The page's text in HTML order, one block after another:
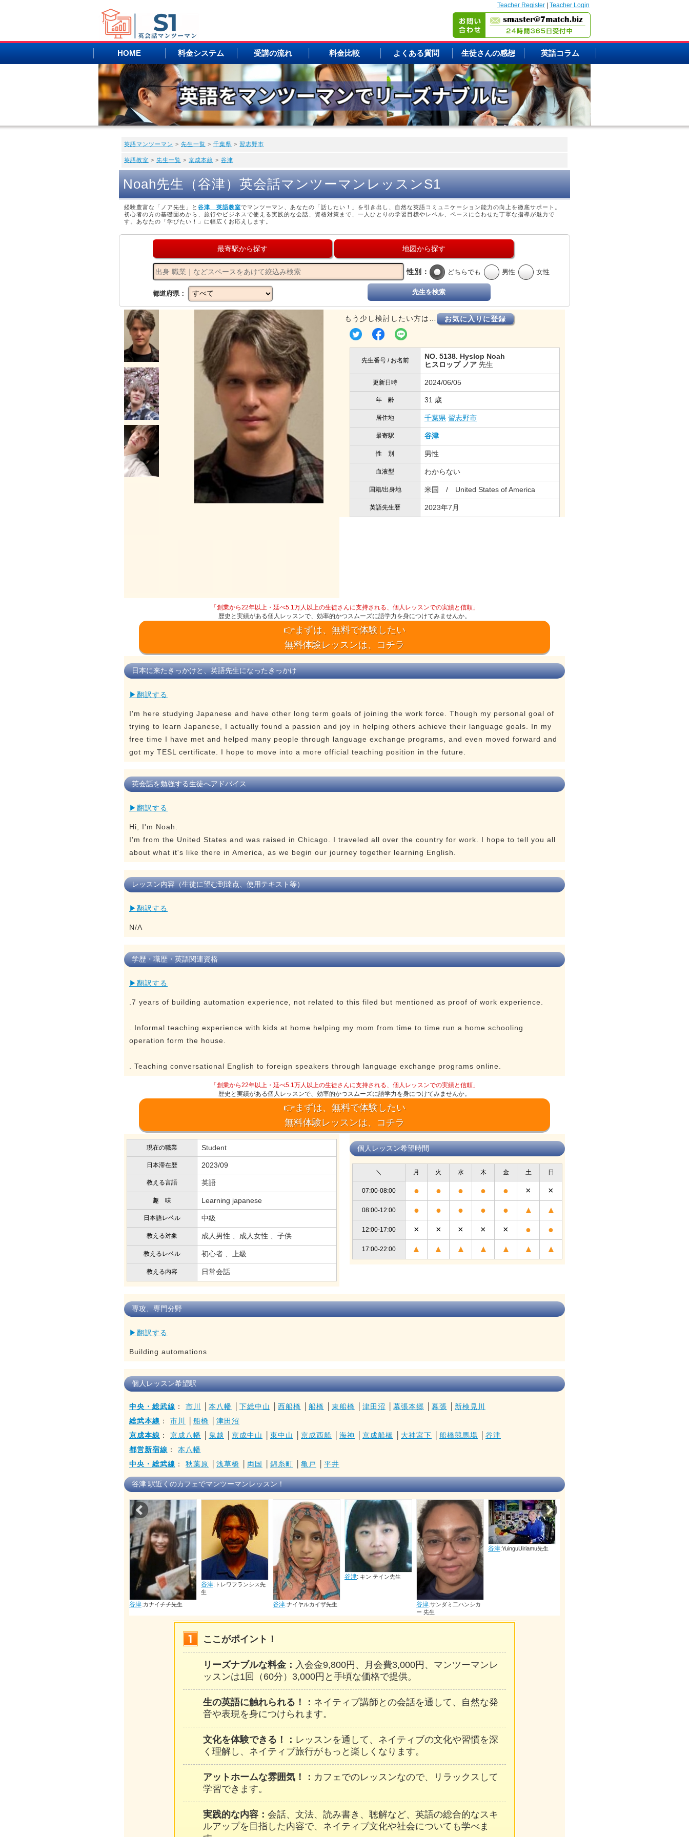
Teacher Register Teacher Login
HOME 料金システム 受講の流れ 料金比較 よくある質問 生徒さんの感想 英語コラム
英語マンツーマン > 先生一覧 > 千葉県 > 習志野市
英語教室 > 先生一覧 > 京成本線 > 谷津
Noah先生（谷津）英会話マンツーマンレッスンS1
経験豊富な「ノア先生」と 谷津 英語教室でマンツーマン、あなたの「話したい！」を引き出し、自然な英語コミュニケーション能力の向上を徹底サポート。
初心者の方の基礎固めから、旅行やビジネスで使える実践的な会話、資格対策まで、一人ひとりの学習目標やレベル、ペースに合わせた丁寧な指導が魅力で
す。あなたの「学びたい！」に幅広くお応えします。
最寄駅から探す 地図から探す
性別： どちらでも 男性 女性
都道府県： 先生を検索
もう少し検討したい方は… お気に入りに登録
先生番号 / お名前
NO. 5138. Hyslop Noah
ヒスロップ ノア 先生
更新日時 2024/06/05
年 齢 31 歳
居住地 千葉県 習志野市
最寄駅 谷津
性 別 男性
血液型 わからない
国籍/出身地 米国 / United States of America
英語先生暦 2023年7月
「創業から22年以上・延べ5.1万人以上の生徒さんに支持される、個人レッスンでの実績と信頼」
歴史と実績がある個人レッスンで、効率的かつスムーズに語学力を身につけてみませんか。
👉まずは、無料で体験したい
無料体験レッスンは、コチラ
日本に来たきっかけと、英語先生になったきっかけ
▶翻訳する
I'm here studying Japanese and have other long term goals of joining the work force. Though my personal goal of
trying to learn Japanese, I actually found a passion and joy in helping others achieve their language goals. In my
free time I have met and helped many people through language exchange programs, and even moved forward and
got my TESL certificate. I hope to move into a more official teaching position in the future.
英会話を勉強する生徒へアドバイス
▶翻訳する
Hi, I'm Noah.
I'm from the United States and was raised in Chicago. I traveled all over the country for work. I hope to tell you all
about what it's like there in America, as we begin our journey together learning English.
レッスン内容（生徒に望む到達点、使用テキスト等）
▶翻訳する
N/A
学歴・職歴・英語関連資格
▶翻訳する
.7 years of building automation experience, not related to this filed but mentioned as proof of work experience.
. Informal teaching experience with kids at home helping my mom from time to time run a home schooling
operation form the house.
. Teaching conversational English to foreign speakers through language exchange programs online.
「創業から22年以上・延べ5.1万人以上の生徒さんに支持される、個人レッスンでの実績と信頼」
歴史と実績がある個人レッスンで、効率的かつスムーズに語学力を身につけてみませんか。
👉まずは、無料で体験したい
無料体験レッスンは、コチラ
現在の職業 Student
日本滞在歴 2023/09
教える言語 英語
趣 味 Learning japanese
日本語レベル 中級
教える対象 成人男性 、成人女性 、子供
教えるレベル 初心者 、上級
教える内容 日常会話
個人レッスン希望時間
＼ 月 火 水 木 金 土 日
07:00-08:00 ● ● ● ● ● × ×
08:00-12:00 ● ● ● ● ● ▲ ▲
12:00-17:00 × × × × × ● ●
17:00-22:00 ▲ ▲ ▲ ▲ ▲ ▲ ▲
専攻、専門分野
▶翻訳する
Building automations
個人レッスン希望駅
中央・総武線 ： 市川 本八幡 下総中山 西船橋 船橋 東船橋 津田沼 幕張本郷 幕張
新検見川
総武本線 ： 市川 船橋
津田沼
京成本線 ： 京成八幡 鬼越 京成中山 東中山 京成西船 海神 京成船橋 大神宮下 船橋競馬場
谷津
都営新宿線 ： 本八幡
中央・総武線 ： 秋葉原 浅草橋 両国 錦糸町 亀戸 平井
谷津 駅近くのカフェでマンツーマンレッスン！
谷津
トレワフランシス先
生
谷津:キン テイン先生
谷津:YuinguUiriamu先生
Prev
ここがポイント！
リーズナブルな料金： 入会金9,800円、月会費3,000円、マンツーマンレ
ッスンは1回（60分）3,000円と手頃な価格で提供。
生の英語に触れられる！： ネイティブ講師との会話を通して、自然な発
音や表現を身につけられます。
文化を体験できる！： レッスンを通して、ネイティブの文化や習慣を深
く理解し、ネイティブ旅行がもっと楽しくなります。
アットホームな雰囲気！： カフェでのレッスンなので、リラックスして
学習できます。
実践的な内容： 会話、文法、読み書き、聴解など、英語の総合的なスキ
ルアップを目指した内容で、ネイティブ文化や社会についても学べま